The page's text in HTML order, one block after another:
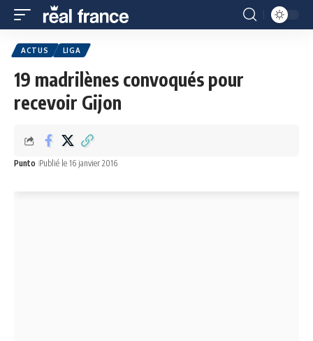
ACTUS LIGA
19 madrilènes convoqués pour
recevoir Gijon
Punto Publié le 16 janvier 2016